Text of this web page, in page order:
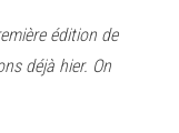
édition de
déjà hier. On